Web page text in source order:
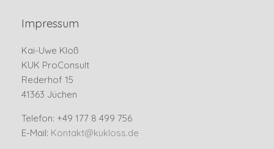
Impressum
Kai-Uwe Kloß
KUK ProConsult
Rederhof 15
41363 Jüchen
Telefon: +49 177 8 499 756
E-Mail: Kontakt@kukloss.de